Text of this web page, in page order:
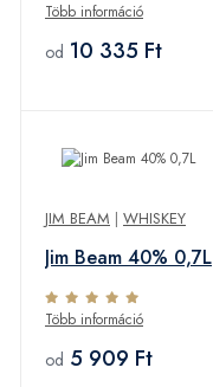
Több információ
od 10 335 Ft
JIM BEAM | WHISKEY
Jim Beam 40% 0,7L
Több információ
od 5 909 Ft